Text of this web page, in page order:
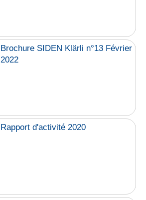
Brochure SIDEN Klärli n°13 Février
2022
Rapport d'activité 2020